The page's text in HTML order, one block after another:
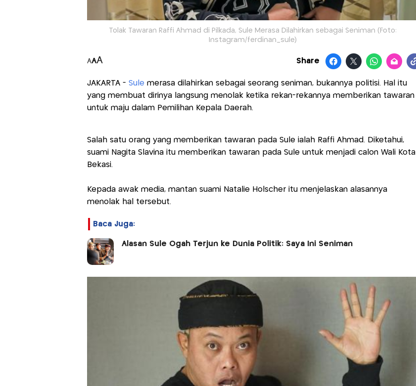
Tolak Tawaran Raffi Ahmad di Pilkada, Sule Merasa Dilahirkan sebagai Seniman (Foto:
Instagram/ferdinan_sule)
AAA Share
JAKARTA - Sule merasa dilahirkan sebagai seorang seniman, bukannya politisi. Hal itu
yang membuat dirinya langsung menolak ketika rekan-rekannya memberikan tawaran
untuk maju dalam Pemilihan Kepala Daerah.
Salah satu orang yang memberikan tawaran pada Sule ialah Raffi Ahmad. Diketahui,
suami Nagita Slavina itu memberikan tawaran pada Sule untuk menjadi calon Wali Kota
Bekasi.
Kepada awak media, mantan suami Natalie Holscher itu menjelaskan alasannya
menolak hal tersebut.
Baca Juga:
Alasan Sule Ogah Terjun ke Dunia Politik: Saya Ini Seniman